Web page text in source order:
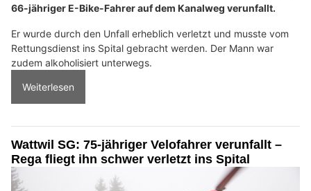
66-jähriger E-Bike-Fahrer auf dem Kanalweg verunfallt.
Er wurde durch den Unfall erheblich verletzt und musste vom
Rettungsdienst ins Spital gebracht werden. Der Mann war
zudem alkoholisiert unterwegs.
Weiterlesen
Wattwil SG: 75-jähriger Velofahrer verunfallt –
Rega fliegt ihn schwer verletzt ins Spital